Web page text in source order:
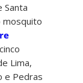
Santa
mosquito
Lima,
e Pedras